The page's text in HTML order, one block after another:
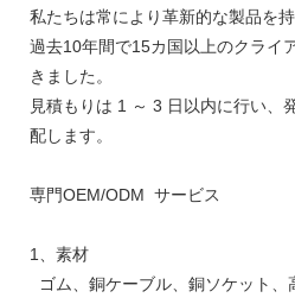
私たちは常により革新的な製品を
過去10年間で15カ国以上のクライ
きました。
見積もりは 1 ～ 3 日以内に行い、
配します。
専門OEM/ODM サービス
1、素材
ゴム、銅ケーブル、銅ソケット